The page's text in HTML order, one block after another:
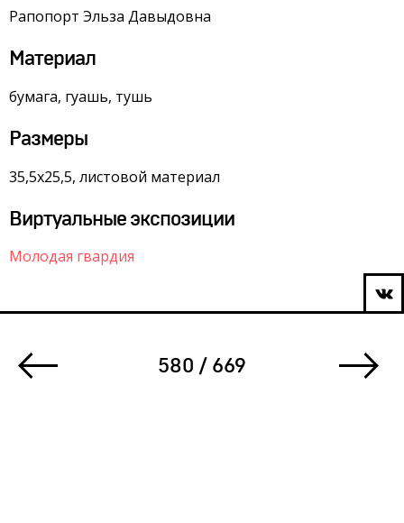
Рапопорт Эльза Давыдовна
Материал
бумага, гуашь, тушь
Размеры
35,5х25,5, листовой материал
Виртуальные экспозиции
Молодая гвардия
580 / 669